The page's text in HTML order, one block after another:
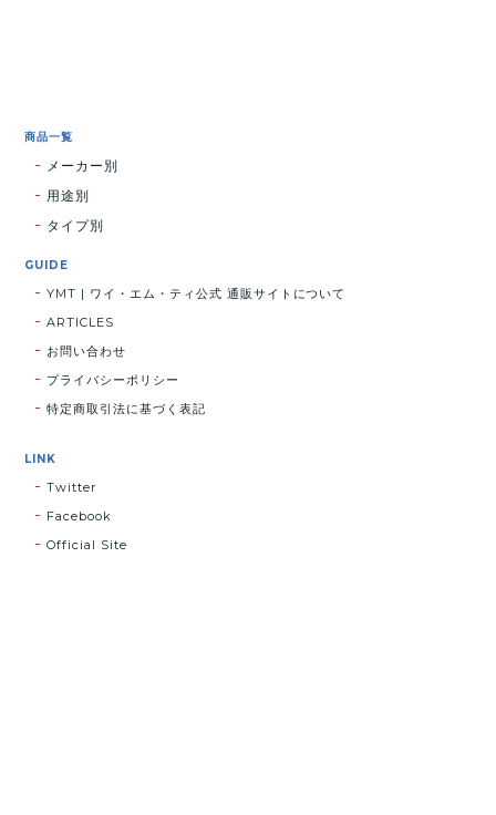
商品一覧
メーカー別
用途別
タイプ別
GUIDE
YMT | ワイ・エム・ティ公式 通販サイトについて
ARTICLES
お問い合わせ
プライバシーポリシー
特定商取引法に基づく表記
LINK
Twitter
Facebook
Official Site